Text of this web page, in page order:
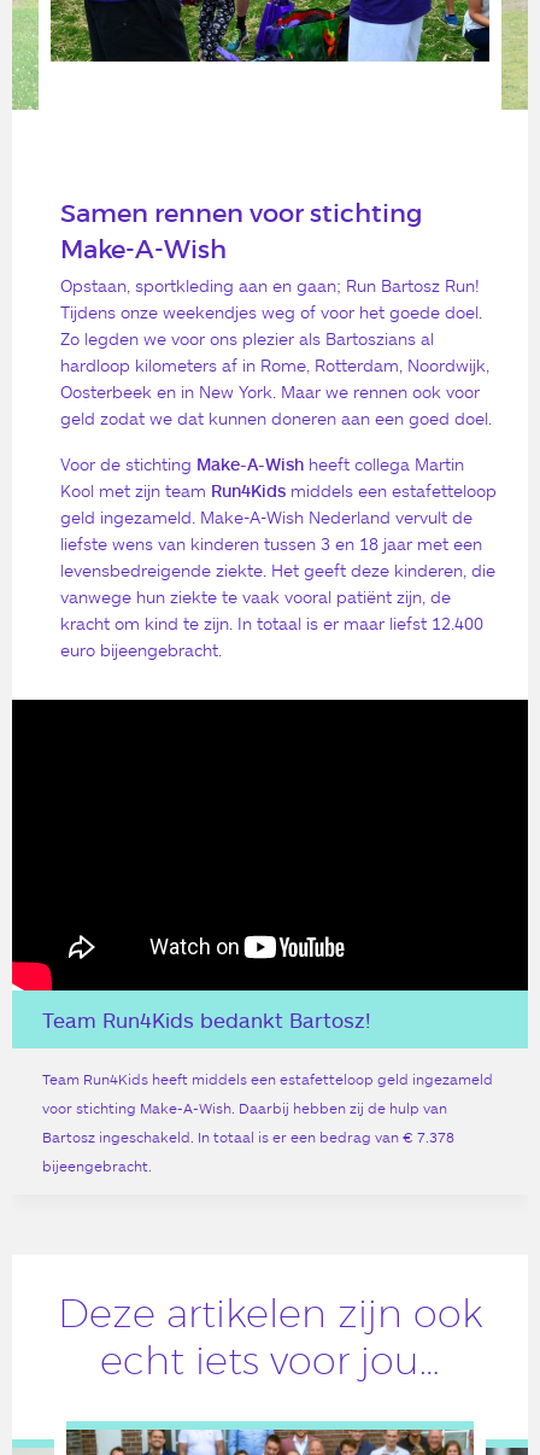
Samen rennen voor stichting
Make-A-Wish
Opstaan, sportkleding aan en gaan; Run Bartosz Run!
Tijdens onze weekendjes weg of voor het goede doel.
Zo legden we voor ons plezier als Bartoszians al
hardloop kilometers af in Rome, Rotterdam, Noordwijk,
Oosterbeek en in New York. Maar we rennen ook voor
geld zodat we dat kunnen doneren aan een goed doel.
Voor de stichting Make-A-Wish heeft collega Martin
Kool met zijn team Run4Kids middels een estafetteloop
geld ingezameld. Make-A-Wish Nederland vervult de
liefste wens van kinderen tussen 3 en 18 jaar met een
levensbedreigende ziekte. Het geeft deze kinderen, die
vanwege hun ziekte te vaak vooral patiënt zijn, de
kracht om kind te zijn. In totaal is er maar liefst 12.400
euro bijeengebracht.
Team Run4Kids bedankt Bartosz!
Team Run4Kids heeft middels een estafetteloop geld ingezameld
voor stichting Make-A-Wish. Daarbij hebben zij de hulp van
Bartosz ingeschakeld. In totaal is er een bedrag van € 7.378
bijeengebracht.
Deze artikelen zijn ook
echt iets voor jou…